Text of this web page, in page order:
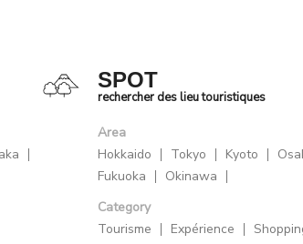
SPOT
rechercher des lieu touristiques
Area
Hokkaido
Tokyo Kyoto
Fukuoka
Okinawa
Category
Tourisme
Expérience